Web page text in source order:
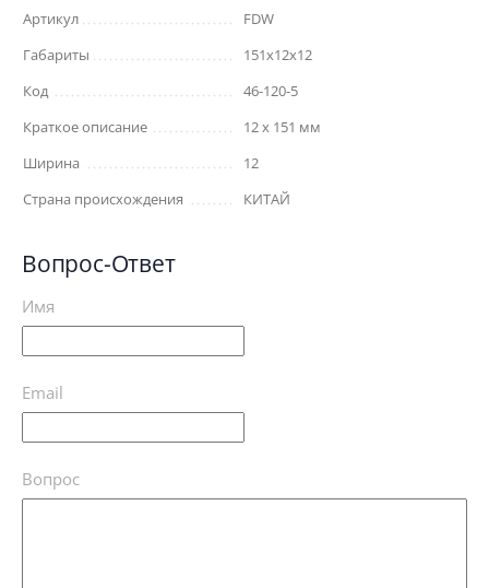
Артикул
FDW
Габариты
151x12x12
Код
46-120-5
Краткое описание
12 х 151 мм
Ширина
12
Страна происхождения
КИТАЙ
Вопрос-Ответ
Имя
Email
Вопрос